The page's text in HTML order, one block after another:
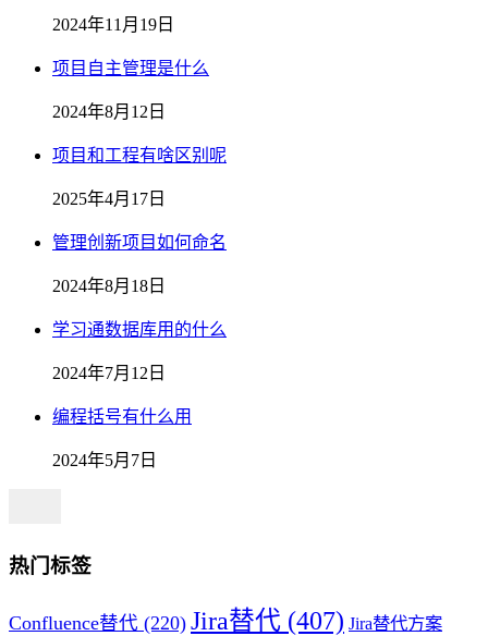
2024年11月19日
项目自主管理是什么
2024年8月12日
项目和工程有啥区别呢
2025年4月17日
管理创新项目如何命名
2024年8月18日
学习通数据库用的什么
2024年7月12日
编程括号有什么用
2024年5月7日
热门标签
Confluence替代 (220) Jira替代 (407) Jira替代方案